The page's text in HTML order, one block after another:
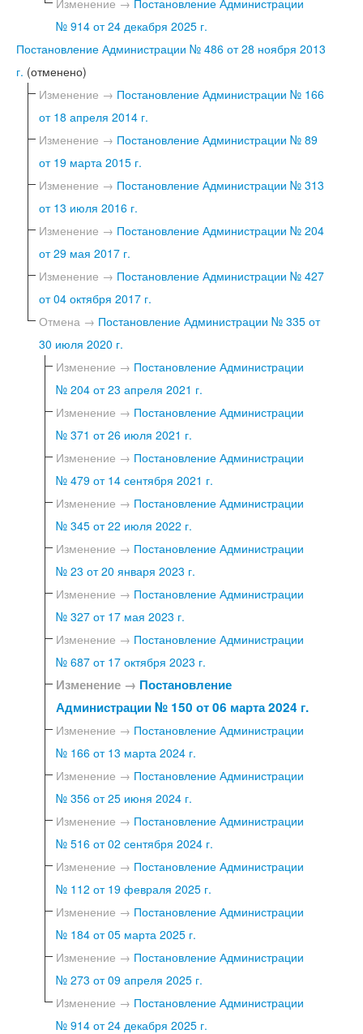
№ 914 от 24 декабря 2025 г.
Постановление Администрации № 486 от 28 ноября 2013
г. (отменено)
Изменение → Постановление Администрации № 166
от 18 апреля 2014 г.
Изменение → Постановление Администрации № 89
от 19 марта 2015 г.
Изменение → Постановление Администрации № 313
от 13 июля 2016 г.
Изменение → Постановление Администрации № 204
от 29 мая 2017 г.
Изменение → Постановление Администрации № 427
от 04 октября 2017 г.
Отмена → Постановление Администрации № 335 от
30 июля 2020 г.
Изменение → Постановление Администрации
№ 204 от 23 апреля 2021 г.
Изменение → Постановление Администрации
№ 371 от 26 июля 2021 г.
Изменение → Постановление Администрации
№ 479 от 14 сентября 2021 г.
Изменение → Постановление Администрации
№ 345 от 22 июля 2022 г.
Изменение → Постановление Администрации
№ 23 от 20 января 2023 г.
Изменение → Постановление Администрации
№ 327 от 17 мая 2023 г.
Изменение → Постановление Администрации
№ 687 от 17 октября 2023 г.
Изменение → Постановление
Администрации № 150 от 06 марта 2024 г.
Изменение → Постановление Администрации
№ 166 от 13 марта 2024 г.
Изменение → Постановление Администрации
№ 356 от 25 июня 2024 г.
Изменение → Постановление Администрации
№ 516 от 02 сентября 2024 г.
Изменение → Постановление Администрации
№ 112 от 19 февраля 2025 г.
Изменение → Постановление Администрации
№ 184 от 05 марта 2025 г.
Изменение → Постановление Администрации
№ 273 от 09 апреля 2025 г.
Изменение → Постановление Администрации
№ 914 от 24 декабря 2025 г.